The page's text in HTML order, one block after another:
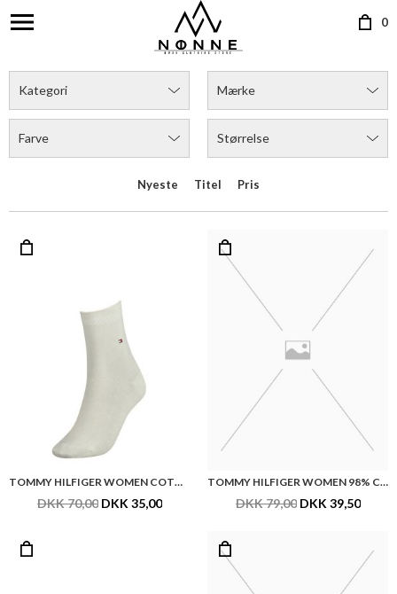
0
Kategori Mærke
Farve Størrelse
Nyeste Titel Pris
TOMMY HILFIGER WOMEN COTTON
DKK 70,00 DKK 35,00
TOMMY HILFIGER WOMEN 98% COTTON KNEEHIGH 1P
DKK 79,00 DKK 39,50